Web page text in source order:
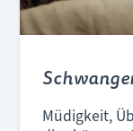
Müdigkeit,